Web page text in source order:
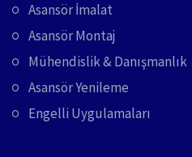
Asansör İmalat
Asansör Montaj
Mühendislik & Danışmanlık
Asansör Yenileme
Engelli Uygulamaları